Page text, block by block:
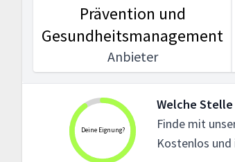
Prävention und
Gesundheitsmanagement
Anbieter
Deine Eignung?
Welche
Finde mit
Kostenlos